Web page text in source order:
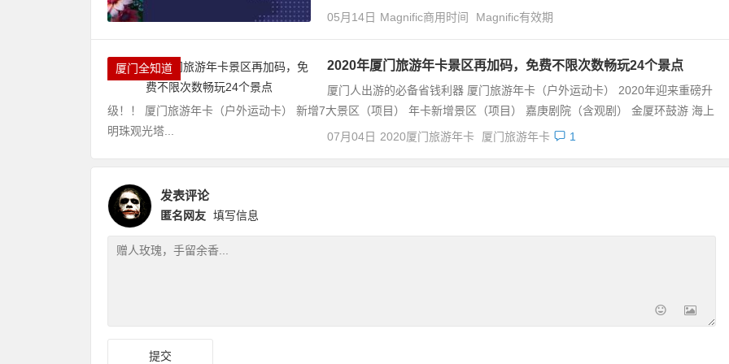
05月14日 Magnific商用时间 Magnific有效期
厦门全知道 2020年厦门旅游年卡景区再加码，免费不限次数畅玩24个景点
厦门人出游的必备省钱利器 厦门旅游年卡（户外运动卡） 2020年迎来重磅升
级！！ 厦门旅游年卡（户外运动卡） 新增7大景区（项目） 年卡新增景区（项目） 嘉庚剧院（含观剧） 金厦环鼓游 海上
明珠观光塔...
07月04日 2020厦门旅游年卡 厦门旅游年卡 1
发表评论
匿名网友 填写信息